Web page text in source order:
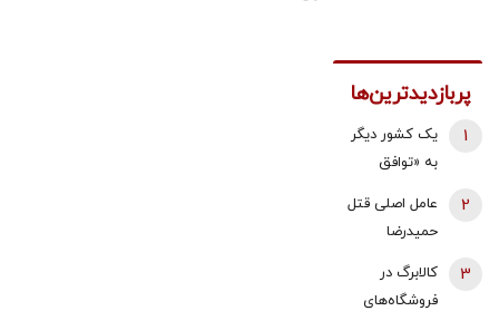
پربازدیدترین‌ها
یک کشور دیگر
به «توافق
پیوندد/ ترکیه
خیال ایران را
راحت کرد
1
عامل اصلی قتل
حمیدرضا
دستگیر شد
2
کالابرگ در
فروشگاه‌های
3